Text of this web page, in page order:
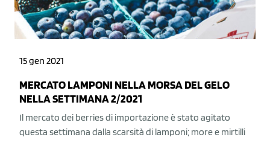
15 gen 2021
MERCATO LAMPONI NELLA MORSA DEL GELO
NELLA SETTIMANA 2/2021
Il mercato dei berries di importazione è stato agitato
questa settimana dalla scarsità di lamponi; more e mirtilli